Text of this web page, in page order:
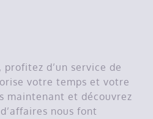
d’un service de
votre temps et votre
maintenant et découvrez
nous font